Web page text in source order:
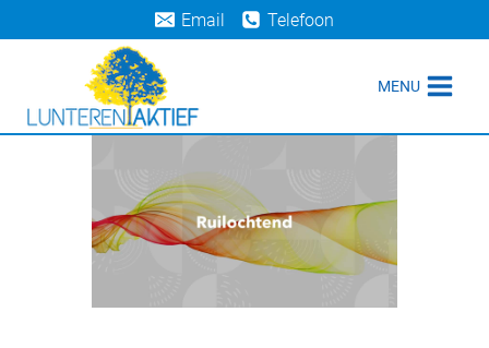
naar
Email Telefoon
MENU